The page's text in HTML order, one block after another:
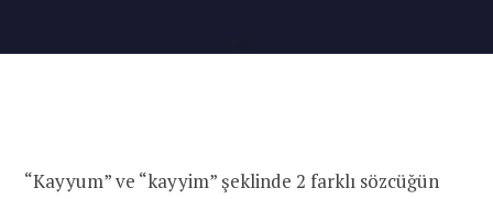
“Kayyum” ve “kayyim” şeklinde 2 farklı sözcüğün